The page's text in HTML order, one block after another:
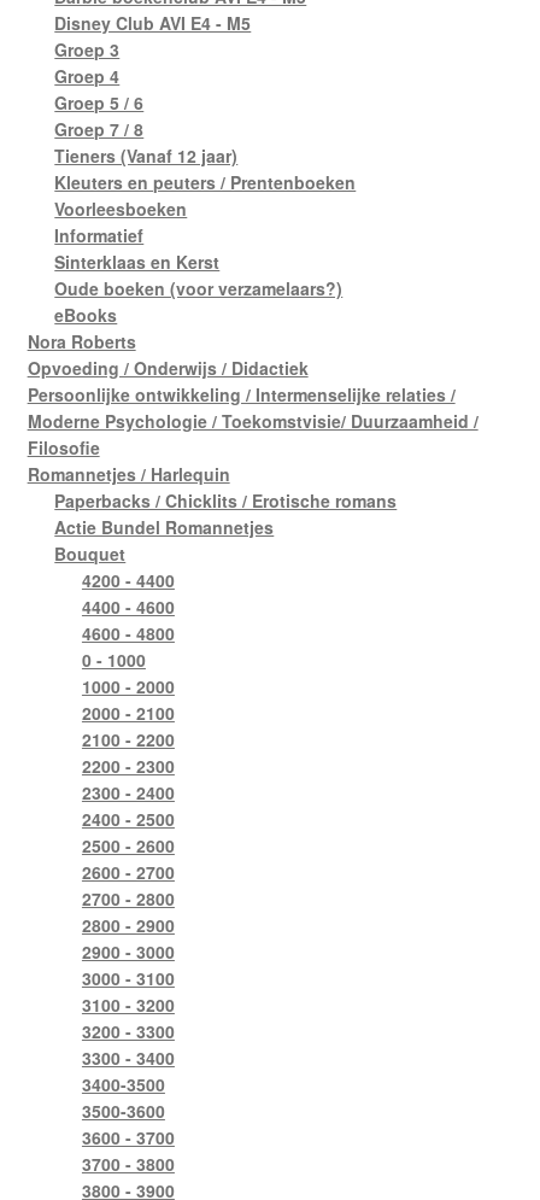
Disney Club AVI E4 - M5
Groep 3
Groep 4
Groep 5 / 6
Groep 7 / 8
Tieners (Vanaf 12 jaar)
Kleuters en peuters / Prentenboeken
Voorleesboeken
Informatief
Sinterklaas en Kerst
Oude boeken (voor verzamelaars?)
eBooks
Nora Roberts
Opvoeding / Onderwijs / Didactiek
Persoonlijke ontwikkeling / Intermenselijke relaties /
Moderne Psychologie / Toekomstvisie/ Duurzaamheid /
Filosofie
Romannetjes / Harlequin
Paperbacks / Chicklits / Erotische romans
Actie Bundel Romannetjes
Bouquet
4200 - 4400
4400 - 4600
4600 - 4800
0 - 1000
1000 - 2000
2000 - 2100
2100 - 2200
2200 - 2300
2300 - 2400
2400 - 2500
2500 - 2600
2600 - 2700
2700 - 2800
2800 - 2900
2900 - 3000
3000 - 3100
3100 - 3200
3200 - 3300
3300 - 3400
3400-3500
3500-3600
3600 - 3700
3700 - 3800
3800 - 3900